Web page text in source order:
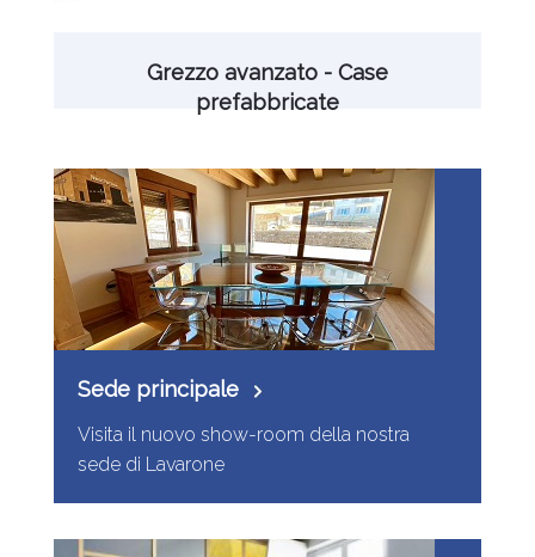
Grezzo avanzato - Case
prefabbricate
Sede principale
Visita il nuovo show-room della nostra
sede di Lavarone